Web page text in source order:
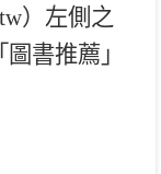
）左側之
書推薦」